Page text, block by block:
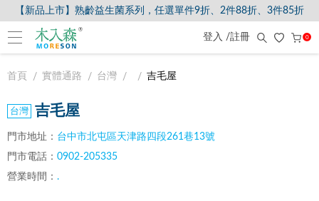
【新品上市】熟齡益生菌系列，任選單件9折、2件88折、3件85折
登入 /註冊 0
首頁 實體通路 台灣 吉毛屋
吉毛屋
門市地址： 台中市北屯區天津路四段261巷13號
門市電話： 0902-205335
營業時間： .